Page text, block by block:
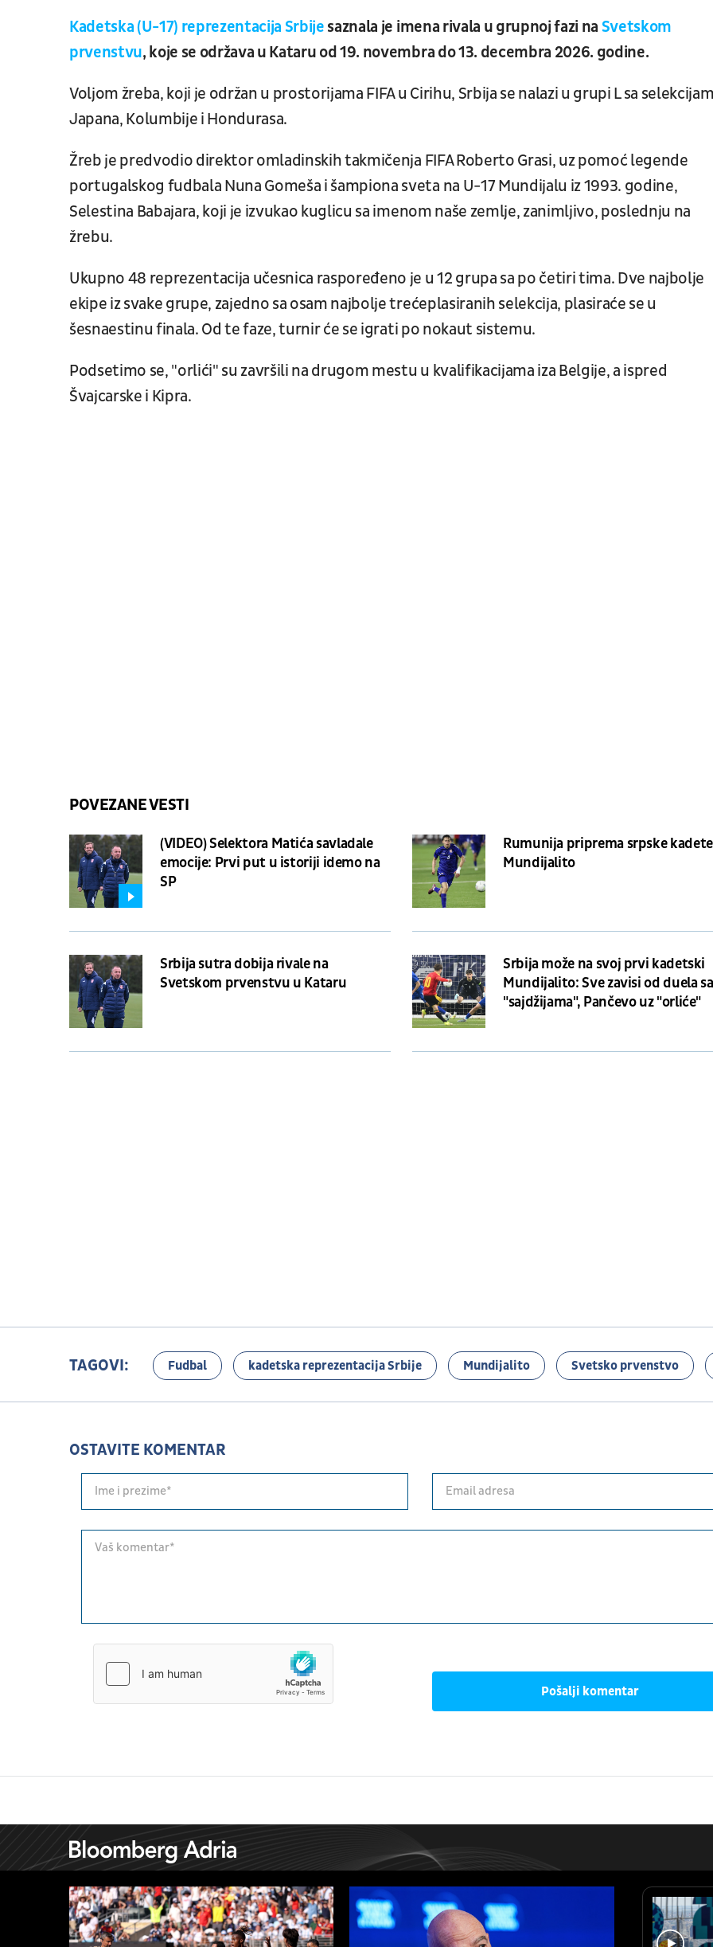
Kadetska (U-17) reprezentacija Srbije saznala je imena rivala u grupnoj fazi na Svetskom
prvenstvu, koje se održava u Kataru od 19. novembra do 13. decembra 2026. godine.
Voljom žreba, koji je održan u prostorijama FIFA u Cirihu, Srbija se nalazi u grupi L sa
Japana, Kolumbije i Hondurasa.
Žreb je predvodio direktor omladinskih takmičenja FIFA Roberto Grasi, uz pomoć legende
portugalskog fudbala Nuna Gomeša i šampiona sveta na U-17 Mundijalu iz 1993. godine,
Selestina Babajara, koji je izvukao kuglicu sa imenom naše zemlje, zanimljivo, poslednju na
žrebu.
Ukupno 48 reprezentacija učesnica raspoređeno je u 12 grupa sa po četiri tima. Dve najbolje
ekipe iz svake grupe, zajedno sa osam najbolje trećeplasiranih selekcija, plasiraće se u
šesnaestinu finala. Od te faze, turnir će se igrati po nokaut sistemu.
Podsetimo se, "orlići" su završili na drugom mestu u kvalifikacijama iza Belgije, a ispred
Švajcarske i Kipra.
POVEZANE VESTI
(VIDEO) Selektora Matića savladale
emocije: Prvi put u istoriji idemo na
SP
Rumunija priprema srpske
Mundijalito
Srbija sutra dobija rivale na
Svetskom prvenstvu u Kataru
Srbija može na svoj prvi kadetski
Mundijalito: Sve zavisi od duela sa
"sajdžijama", Pančevo uz "orliće"
TAGOVI: Fudbal kadetska reprezentacija Srbije Mundijalito Svetsko prvenstvo
OSTAVITE KOMENTAR
Pošalji komentar